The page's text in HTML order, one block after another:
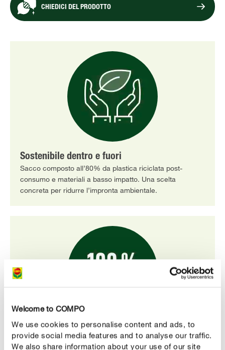
Welcome to COMPO
We use cookies to personalise content and ads, to
provide social media features and to analyse our traffic.
We also share information about your use of our site
CHIEDICI DEL PRODOTTO
Sostenibile dentro e fuori
Sacco composto all’80% da plastica riciclata post-
consumo e materiali a basso impatto. Una scelta
concreta per ridurre l’impronta ambientale.
100% vegetale
Formulato solo con materie prime di origine vegetale,